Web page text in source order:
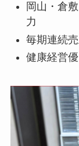
岡山・倉
力
毎期連続
健康経営